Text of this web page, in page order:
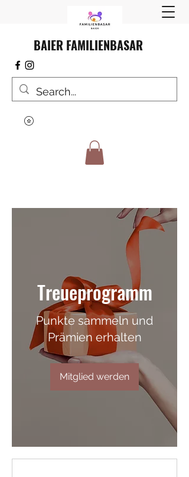
BAIER FAMILIENBASAR
Treueprogramm
Punkte sammeln und
Prämien erhalten
Mitglied werden